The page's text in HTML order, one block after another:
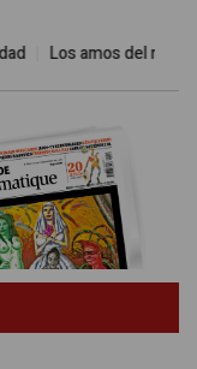
Los amos del mundo